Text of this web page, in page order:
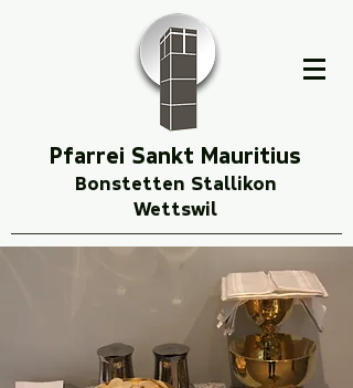
Pfarrei Sankt Mauritius
Bonstetten Stallikon
Wettswil